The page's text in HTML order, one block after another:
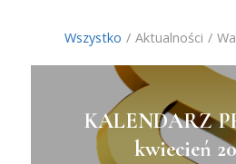
Wszystko / Aktualności /
KALENDARZ
kwiecień